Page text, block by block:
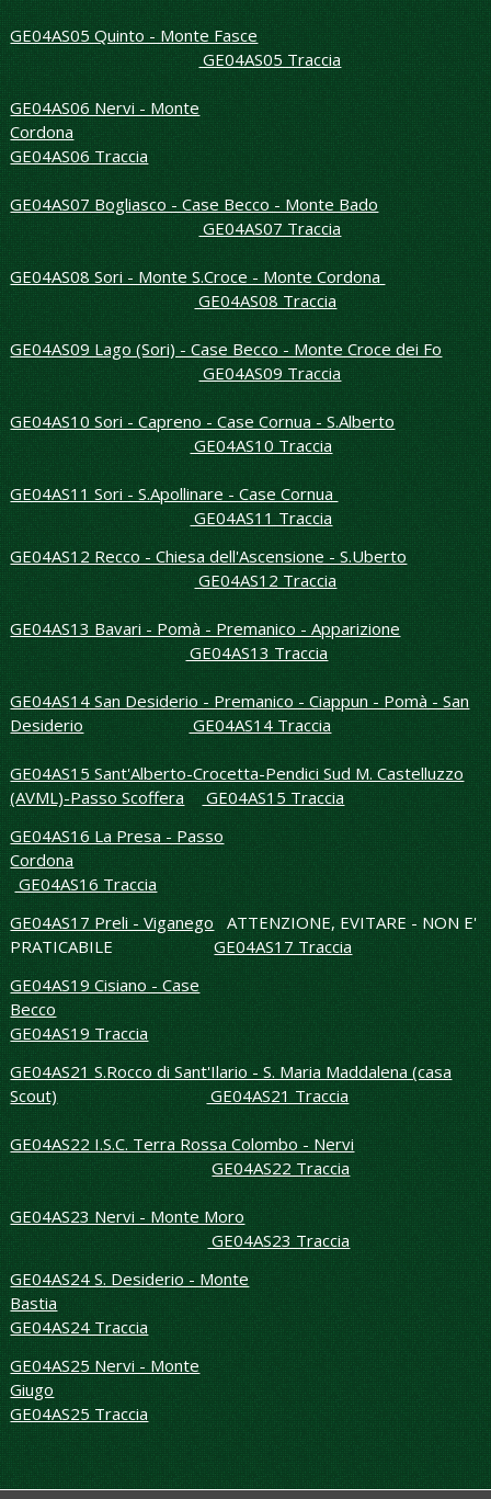
GE04AS05 Quinto - Monte Fasce
GE04AS05 Traccia
GE04AS06 Nervi - Monte
Cordona
GE04AS06 Traccia
GE04AS07 Bogliasco - Case Becco - Monte Bado
GE04AS07 Traccia
GE04AS08 Sori - Monte S.Croce - Monte Cordona
GE04AS08 Traccia
GE04AS09 Lago (Sori) - Case Becco - Monte Croce dei Fo
GE04AS09 Traccia
GE04AS10 Sori - Capreno - Case Cornua - S.Alberto
GE04AS10 Traccia
GE04AS11 Sori - S.Apollinare - Case Cornua
GE04AS11 Traccia
GE04AS12 Recco - Chiesa dell'Ascensione - S.Uberto
GE04AS12 Traccia
GE04AS13 Bavari - Pomà - Premanico - Apparizione
GE04AS13 Traccia
GE04AS14 San Desiderio - Premanico - Ciappun - Pomà - San
Desiderio
GE04AS14 Traccia
GE04AS15 Sant'Alberto-Crocetta-Pendici Sud M. Castelluzzo
(AVML)-Passo Scoffera
GE04AS15 Traccia
GE04AS16 La Presa - Passo
Cordona
GE04AS16 Traccia
GE04AS17 Preli - ViganegoATTENZIONE, EVITARE - NON E'
PRATICABILEGE04AS17 Traccia
GE04AS19 Cisiano - Case
Becco
GE04AS19 Traccia
GE04AS21 S.Rocco di Sant'Ilario - S. Maria Maddalena (casa
Scout)
GE04AS21 Traccia
GE04AS22 I.S.C. Terra Rossa Colombo - Nervi
GE04AS22 Traccia
GE04AS23 Nervi - Monte Moro
GE04AS23 Traccia
GE04AS24 S. Desiderio - Monte
Bastia
GE04AS24 Traccia
GE04AS25 Nervi - Monte
Giugo
GE04AS25 Traccia